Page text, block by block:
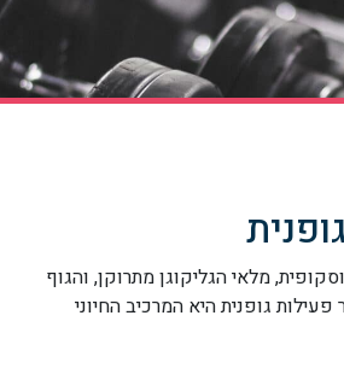
מלאי הגליקוגן מתרוקן, והגוף
גופנית היא המרכיב החיוני